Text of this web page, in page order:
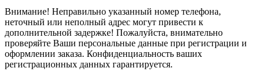
Внимание! Неправильно указанный номер телефона,
неточный или неполный адрес могут привести к
дополнительной задержке! Пожалуйста, внимательно
проверяйте Ваши персональные данные при регистрации и
оформлении заказа. Конфиденциальность ваших
регистрационных данных гарантируется.